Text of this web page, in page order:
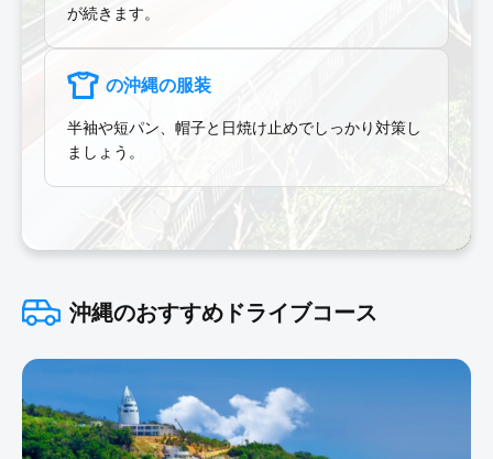
が続きます。
の沖縄の服装
半袖や短パン、帽子と日焼け止めでしっかり対策し
ましょう。
沖縄のおすすめドライブコース